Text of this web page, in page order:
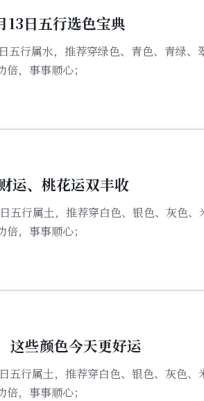
13日五行选色宝典
五行属水，推荐穿绿色、青色、青绿、
，事事顺心；
运、桃花运双丰收
五行属土，推荐穿白色、银色、灰色、
，事事顺心；
这些颜色今天更好运
五行属土，推荐穿白色、银色、灰色、
，事事顺心；